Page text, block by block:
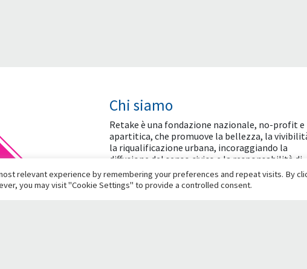
Chi siamo
Retake è una fondazione nazionale, no-profit e
apartitica, che promuove la bellezza, la
la riqualificazione urbana, incoraggiando la
diffusione del senso civico e la responsabilità di
ogni cittadino nel contribuire alla crescita civile
economica delle città.
relevant experience by remembering your preferences and repeat visits. By
you may visit "Cookie Settings" to provide a controlled consent.